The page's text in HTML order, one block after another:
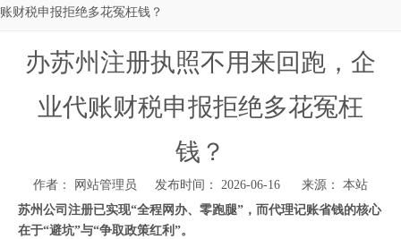
账财税申报拒绝多花冤枉钱？
办苏州注册执照不用来回跑，企
业代账财税申报拒绝多花冤枉
钱？
作者： 网站管理员 发布时间： 2026-06-16 来源： 本站
苏州公司注册已实现“全程网办、零跑腿”，而代理记账省钱的核心
在于“避坑”与“争取政策红利”。